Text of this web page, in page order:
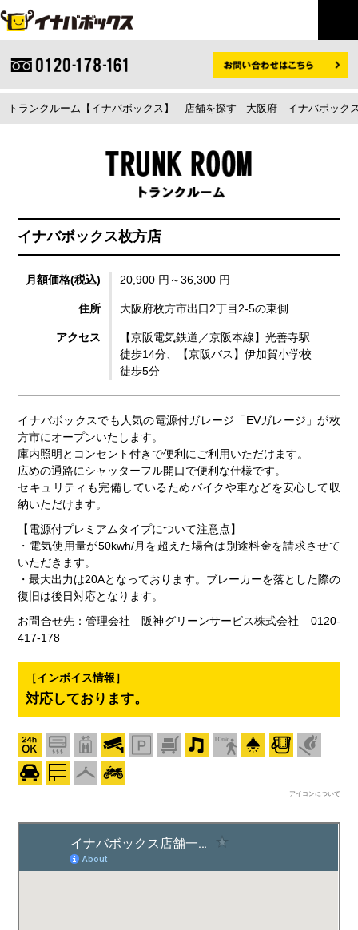
トランクルーム【イナバボックス】 店舗を探す 大阪府 イナバボック
イナバボックス枚方店
月額価格(税込) 20,900 円～36,300 円
住所 大阪府枚方市出口2丁目2-5の東側
アクセス
【京阪電気鉄道／京阪本線】光善寺駅
徒歩14分、【京阪バス】伊加賀小学校
徒歩5分
イナバボックスでも人気の電源付ガレージ「EVガレージ」が枚
方市にオープンいたします。
庫内照明とコンセント付きで便利にご利用いただけます。
広めの通路にシャッターフル開口で便利な仕様です。
セキュリティも完備しているためバイクや車などを安心して収
納いただけます。
【電源付プレミアムタイプについて注意点】
・電気使用量が50kwh/月を超えた場合は別途料金を請求させて
いただきます。
・最大出力は20Aとなっております。ブレーカーを落とした際の
復旧は後日対応となります。
お問合せ先：管理会社 阪神グリーンサービス株式会社 0120-
417-178
［インボイス情報］
対応しております。
アイコンについて